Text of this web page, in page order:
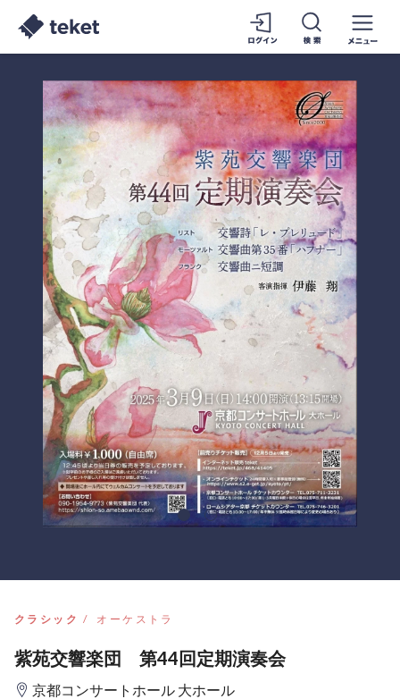
クラシック オーケストラ
紫苑交響楽団 第44回定期演奏会
京都コンサートホール 大ホール